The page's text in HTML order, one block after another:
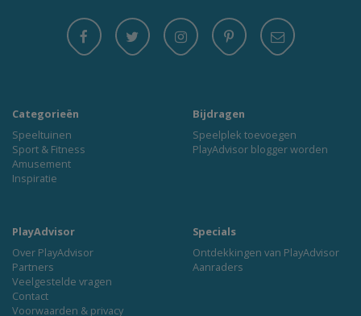
Categorieën
Speeltuinen
Sport & Fitness
Amusement
Inspiratie
Bijdragen
Speelplek toevoegen
PlayAdvisor blogger worden
PlayAdvisor
Over PlayAdvisor
Partners
Veelgestelde vragen
Contact
Voorwaarden & privacy
Specials
Ontdekkingen van PlayAdvisor
Aanraders